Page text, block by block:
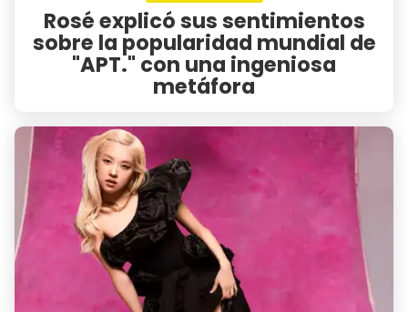
Rosé explicó sus sentimientos
sobre la popularidad mundial de
"APT." con una ingeniosa
metáfora